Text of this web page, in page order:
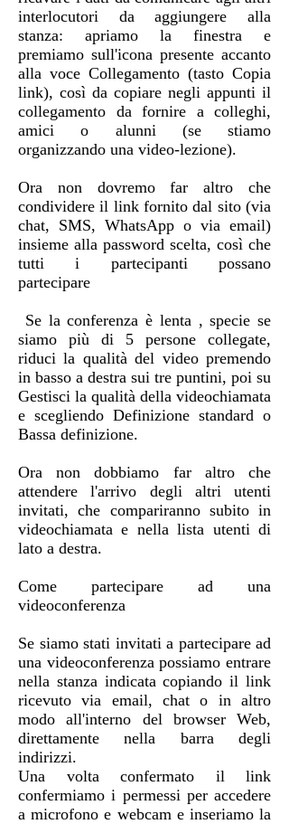
interlocutori da aggiungere alla
stanza: apriamo la finestra e
premiamo sull'icona presente accanto
alla voce Collegamento (tasto Copia
link), così da copiare negli appunti il
collegamento da fornire a colleghi,
amici o alunni (se stiamo
organizzando una video-lezione).
Ora non dovremo far altro che
condividere il link fornito dal sito (via
chat, SMS, WhatsApp o via email)
insieme alla password scelta, così che
tutti i partecipanti possano
partecipare
Se la conferenza è lenta , specie se
siamo più di 5 persone collegate,
riduci la qualità del video premendo
in basso a destra sui tre puntini, poi su
Gestisci la qualità della videochiamata
e scegliendo Definizione standard o
Bassa definizione.
Ora non dobbiamo far altro che
attendere l'arrivo degli altri utenti
invitati, che compariranno subito in
videochiamata e nella lista utenti di
lato a destra.
Come partecipare ad una
videoconferenza
Se siamo stati invitati a partecipare ad
una videoconferenza possiamo entrare
nella stanza indicata copiando il link
ricevuto via email, chat o in altro
modo all'interno del browser Web,
direttamente nella barra degli
indirizzi.
Una volta confermato il link
confermiamo i permessi per accedere
a microfono e webcam e inseriamo la